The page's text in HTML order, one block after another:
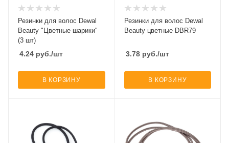
Резинки для волос Dewal
Beauty "Цветные шарики"
(3 шт)
4.24 руб./шт
В КОРЗИНУ
Резинки для волос Dewal
Beauty цветные DBR79
3.78руб./шт
В КОРЗИНУ